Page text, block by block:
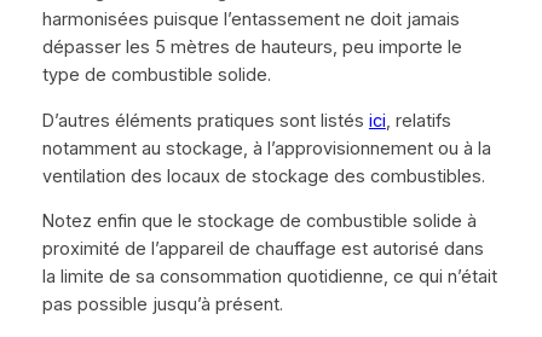
harmonisées puisque l’entassement ne doit jamais
dépasser les 5 mètres de hauteurs, peu importe le
type de combustible solide.
D’autres éléments pratiques sont listés ici , relatifs
notamment au stockage, à l’approvisionnement ou à la
ventilation des locaux de stockage des combustibles.
Notez enfin que le stockage de combustible solide à
proximité de l’appareil de chauffage est autorisé dans
la limite de sa consommation quotidienne, ce qui n’était
pas possible jusqu’à présent.